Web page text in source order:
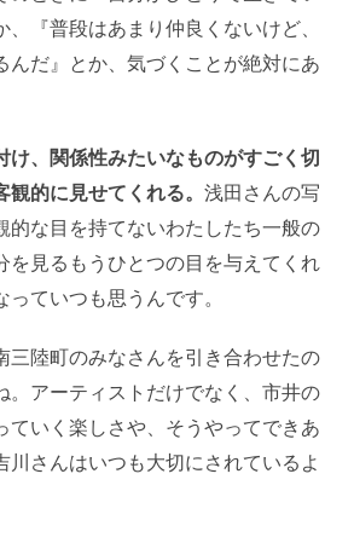
『普段はあまり仲良くないけど、
んだ』とか、気づくことが絶対にあ
け、関係性みたいなものがすごく切
的に見せてくれる。 浅田さんの写
的な目を持てないわたしたち一般の
を見るもうひとつの目を与えてくれ
ていつも思うんです。
三陸町のみなさんを引き合わせたの
。アーティストだけでなく、市井の
ていく楽しさや、そうやってできあ
川さんはいつも大切にされているよ